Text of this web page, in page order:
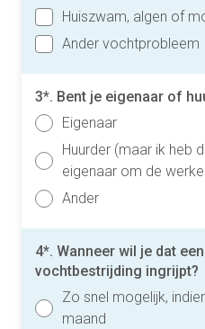
Huiszwam, algen of
Ander vochtprobleem
3*. Bent je eigenaar of
Eigenaar
Huurder (maar ik heb
eigenaar om de
Ander
4*. Wanneer wil je dat
vochtbestrijding ingrijpt?
Zo snel mogelijk,
maand